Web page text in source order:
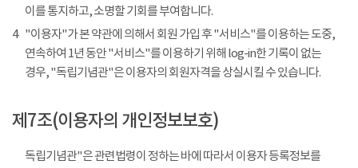
이를 통지하고, 소명할 기회를 부여합니다.
4
"이용자"가 본 약관에 의해서 회원 가입 후 "서비스"를 이용하는 도중,
연속하여 1년 동안 "서비스"를 이용하기 위해 log-in한 기록이 없는
경우, "독립기념관"은 이용자의 회원자격을 상실시킬 수 있습니다.
제7조(이용자의 개인정보보호)
독립기념관"은 관련법령이 정하는 바에 따라서 이용자 등록정보를